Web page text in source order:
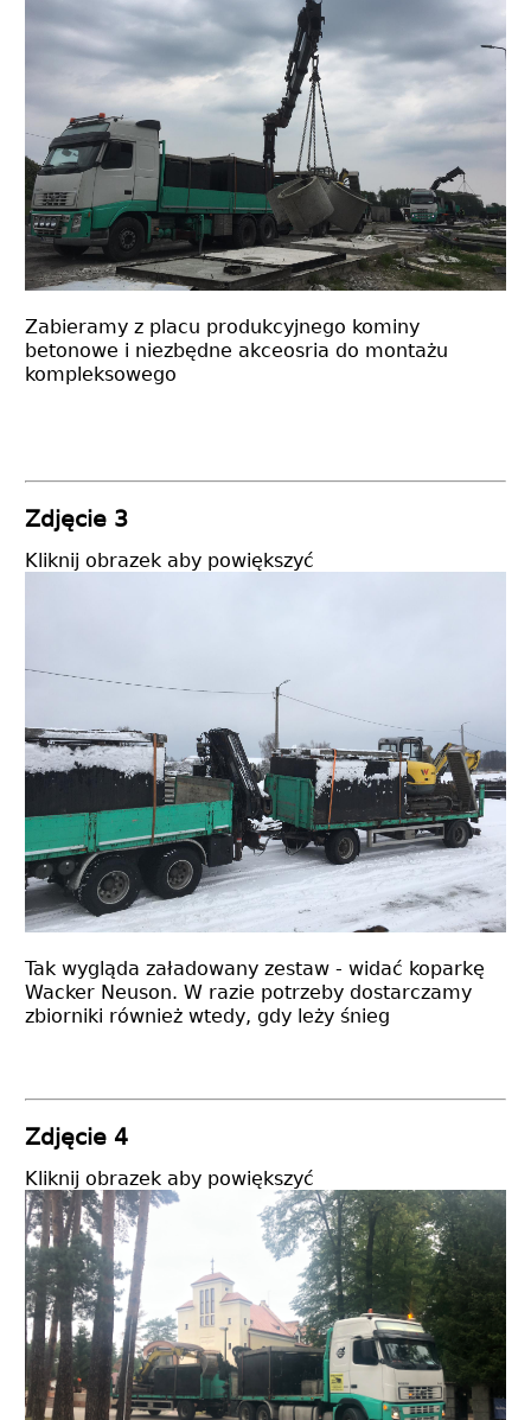
Zabieramy z placu produkcyjnego kominy
betonowe i niezbędne akceosria do montażu
kompleksowego
Zdjęcie 3
Kliknij obrazek aby powiększyć
Tak wygląda załadowany zestaw - widać koparkę
Wacker Neuson. W razie potrzeby dostarczamy
zbiorniki również wtedy, gdy leży śnieg
Zdjęcie 4
Kliknij obrazek aby powiększyć